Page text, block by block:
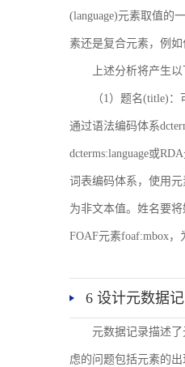
(language)元素取值的
素还是复合元素，例
上述分析将产生
（1）题名(title)
通过语法编码体系
dcterms:language或
词表编码体系，使用元
为非文本值。姓名要
FOAF元素foaf:mbox，
6 设计元数据
元数据记录描述
虑的问题包括元素的